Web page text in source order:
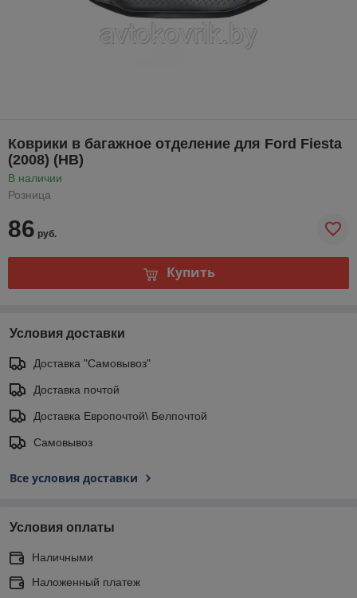
Коврики в багажное отделение для Ford Fiesta
(2008) (HB)
В наличии
Розница
86 руб.
Купить
Условия доставки
Доставка "Самовывоз"
Доставка почтой
Доставка Европочтой\ Белпочтой
Самовывоз
Все условия доставки
Условия оплаты
Наличными
Наложенный платеж